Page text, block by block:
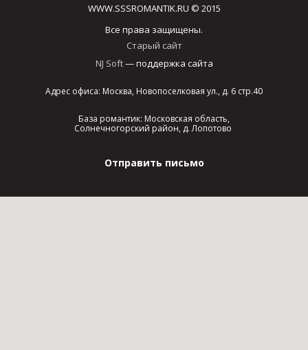
WWW.SSSROMANTIK.RU © 2015
Все права защищены.
Старый сайт
NJ Soft— поддержка сайта
Адрес офиса: Москва, Новопоселковая ул., д. 6 стр.40
База романтик: Московская область,
Солнечногорский район, д. Лопотово
Отправить письмо